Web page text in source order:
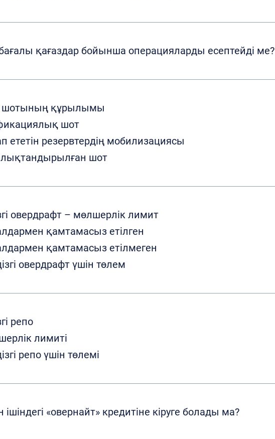
қағаздар бойынша операцияларды есептейді ме?
шотының құрылымы
шот
ететін резервтердің мобилизациясы
шот
овердрафт – мөлшерлік лимит
қамтамасыз етілген
қамтамасыз етілмеген
овердрафт үшін төлем
репо
лимиті
репо үшін төлемі
ішіндегі «овернайт» кредитіне кіруге болады ма?